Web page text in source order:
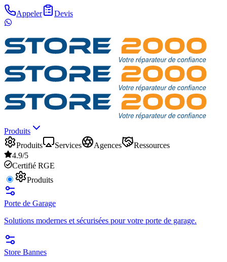
Appeler Devis
Produits
Produits
Services Agences
Ressources
4.9/5
Certifié RGE
Produits
Porte de Garage
Solutions modernes et sécurisées pour votre porte de garage.
Store Bannes